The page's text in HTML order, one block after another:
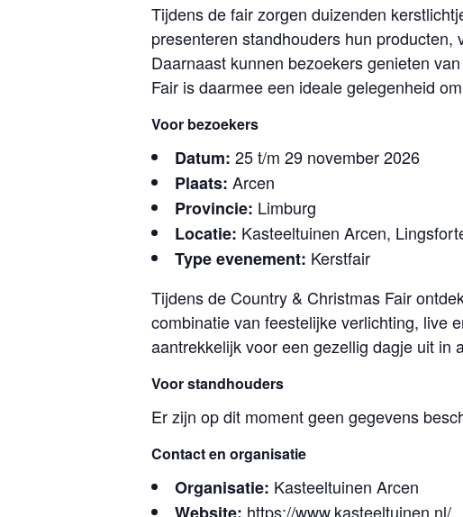
Tijdens de fair zorgen duizenden
presenteren standhouders hun
Daarnaast kunnen bezoekers genieten
Fair is daarmee een ideale gelegenheid
Voor bezoekers
Datum: 25 t/m 29 november 2026
Plaats: Arcen
Provincie: Limburg
Locatie: Kasteeltuinen Arcen,
Type evenement: Kerstfair
Tijdens de Country & Christmas Fair
combinatie van feestelijke verlichting, live
aantrekkelijk voor een gezellig dagje uit in
Voor standhouders
Er zijn op dit moment geen gegevens
Contact en organisatie
Organisatie: Kasteeltuinen Arcen
https://www.kasteeltuinen.nl/